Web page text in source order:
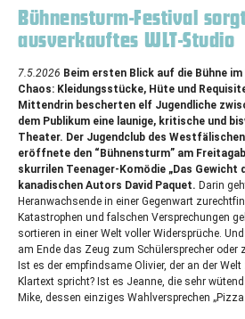
Bühnensturm-Festival
ausverkauftes WLT-Studio
7.5.2026 Beim ersten Blick auf die Bühne im
Chaos: Kleidungsstücke, Hüte und
Mittendrin bescherten elf Jugendliche
dem Publikum eine launige, kritische und
Theater. Der Jugendclub des
eröffnete den “Bühnensturm” am
skurrilen Teenager-Komödie „Das Gewicht
kanadischen Autors David Paquet. Darin
Heranwachsende in einer Gegenwart
Katastrophen und falschen Versprechungen
sortieren in einer Welt voller Widersprüche.
am Ende das Zeug zum Schülersprecher oder
Ist es der empfindsame Olivier, der an der
Klartext spricht? Ist es Jeanne, die sehr
Mike, dessen einziges Wahlversprechen